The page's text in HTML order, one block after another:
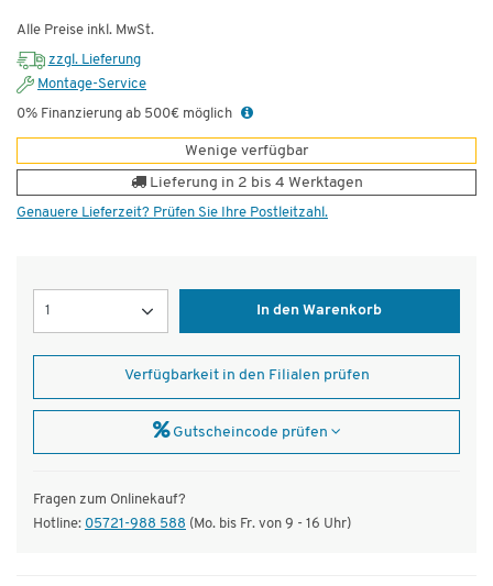
Alle Preise inkl. MwSt.
zzgl. Lieferung
Montage-Service
0% Finanzierung ab 500€ möglich
Wenige verfügbar
Lieferung in 2 bis 4 Werktagen
Genauere Lieferzeit? Prüfen Sie Ihre Postleitzahl.
In den Warenkorb
Verfügbarkeit in den Filialen prüfen
Gutscheincode prüfen
Fragen zum Onlinekauf?
Hotline: 05721-988 588 (Mo. bis Fr. von 9 - 16 Uhr)